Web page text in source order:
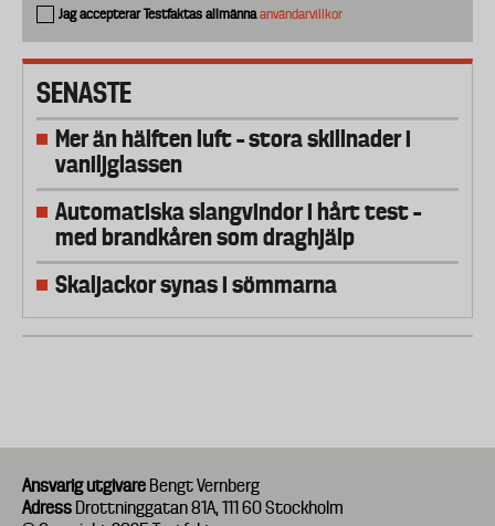
Jag accepterar Testfaktas allmännaanvändarvillkor
SENASTE
Mer än hälften luft – stora skillnader i
vaniljglassen
Automatiska slangvindor i hårt test –
med brandkåren som draghjälp
Skaljackor synas i sömmarna
Ansvarig utgivare Bengt Vernberg
Adress Drottninggatan 81A, 111 60 Stockholm